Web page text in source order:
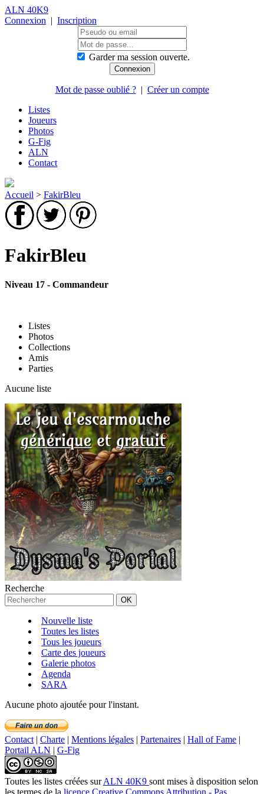
ALN 40K9
Connexion | Inscription
Garder ma session ouverte.
Mot de passe oublié ?| Créer un compte
Listes
Joueurs
Photos
G-Fig
ALN
Contact
Accueil > FakirBleu
FakirBleu
Niveau 17 - Commandeur
Listes
Photos
Collections
Amis
Parties
Aucune liste
Recherche
Nouvelle liste
Toutes les listes
Tous les joueurs
Carte des joueurs
Galerie photos
Agenda
SARA
Aucune photo ajoutée pour l'instant.
Contact | Charte | Mentions légales | Partenaires | Hall of Fame |
Portail ALN | G-Fig
Toutes les listes créées surALN 40K9 sont mises à disposition selon
les termes de la licence Creative Commons Attribution - Pas